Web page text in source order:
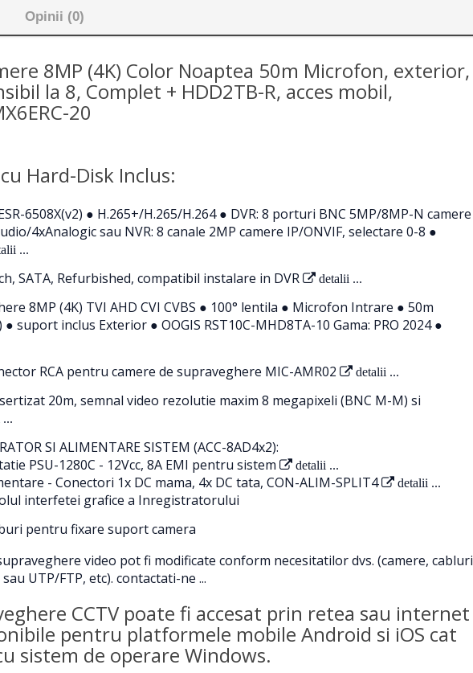
Opinii (0)
8MP (4K) Color Noaptea 50m Microfon, exterior,
la 8, Complet + HDD2TB-R, acces mobil,
20
Hard-Disk Inclus:
6508X(v2) ● H.265+/H.265/H.264 ● DVR: 8 porturi BNC 5MP/8MP-N camere
4xAnalogic sau NVR: 8 canale 2MP camere IP/ONVIF, selectare 0-8 ●
...
SATA, Refurbished, compatibil instalare in DVR detalii ...
8MP (4K) TVI AHD CVI CVBS ● 100° lentila ● Microfon Intrare ● 50m
suport inclus Exterior ● OOGIS RST10C-MHD8TA-10 Gama: PRO 2024 ●
RCA pentru camere de supraveghere MIC-AMR02 detalii ...
20m, semnal video rezolutie maxim 8 megapixeli (BNC M-M) si
SI ALIMENTARE SISTEM (ACC-8AD4x2):
PSU-1280C - 12Vcc, 8A EMI pentru sistem
detalii ...
- Conectori 1x DC mama, 4x DC tata, CON-ALIM-SPLIT4 detalii ...
interfetei grafice a Inregistratorului
pentru fixare suport camera
video pot fi modificate conform necesitatilor dvs. (camere, cabluri
UTP/FTP, etc). contactati-ne ...
CCTV poate fi accesat prin retea sau internet
pentru platformele mobile Android si iOS cat
sistem de operare Windows.